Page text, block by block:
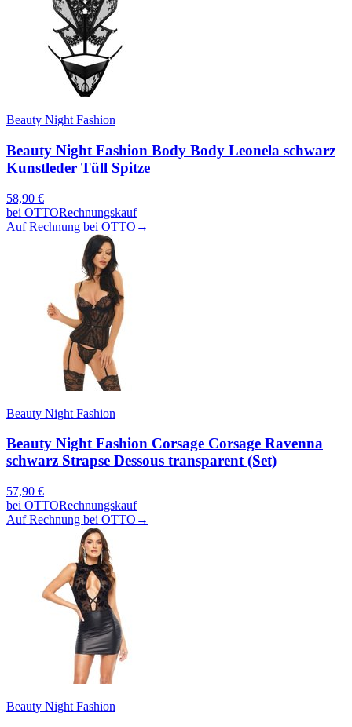
Beauty Night Fashion
Beauty Night Fashion Body Body Leonela schwarz
Kunstleder Tüll Spitze
58,90 €
bei OTTORechnungskauf
Auf Rechnung bei OTTO →
Beauty Night Fashion
Beauty Night Fashion Corsage Corsage Ravenna
schwarz Strapse Dessous transparent (Set)
57,90 €
bei OTTORechnungskauf
Auf Rechnung bei OTTO →
Beauty Night Fashion